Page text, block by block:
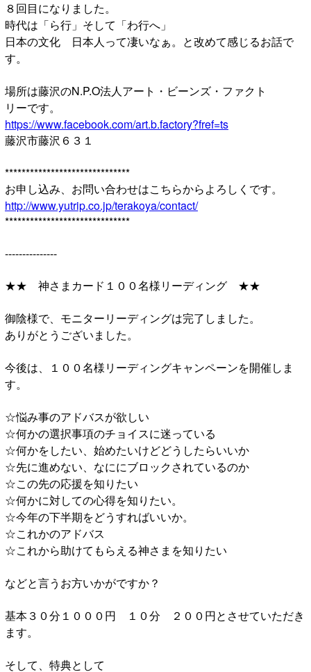
８回目になりました。
時代は「ら行」そして「わ行へ」
日本の文化 日本人って凄いなぁ。と改めて感じるお話で
す。
場所は藤沢のN.P.O法人アート・ビーンズ・ファクト
リーです。
https://www.facebook.com/art.b.factory?fref=ts
藤沢市藤沢６３１
******************************
お申し込み、お問い合わせはこちらからよろしくです。
http://www.yutrip.co.jp/terakoya/contact/
******************************
---------------
★★ 神さまカード１００名様リーディング ★★
御陰様で、モニターリーディングは完了しました。
ありがとうございました。
今後は、１００名様リーディングキャンペーンを開催しま
す。
☆悩み事のアドバスが欲しい
☆何かの選択事項のチョイスに迷っている
☆何かをしたい、始めたいけどどうしたらいいか
☆先に進めない、なににブロックされているのか
☆この先の応援を知りたい
☆何かに対しての心得を知りたい。
☆今年の下半期をどうすればいいか。
☆これかのアドバス
☆これから助けてもらえる神さまを知りたい
などと言うお方いかがですか？
基本３０分１０００円 １０分 ２００円とさせていただき
ます。
そして、特典として